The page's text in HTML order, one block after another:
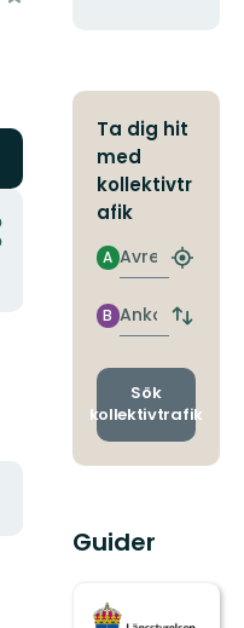
Ta dig hit
med
kollektivtr
afik
Avresa
A
Hitta
Ankomst
B
Byt
och
Sök
kollektivtrafik
Guider